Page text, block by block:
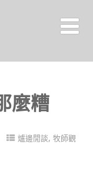
麼糟
爐邊閒談, 牧師觀